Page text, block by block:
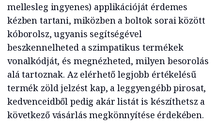
mellesleg ingyenes) applikációját érdemes
kézben tartani, miközben a boltok sorai között
kóborolsz, ugyanis segítségével
beszkennelheted a szimpatikus termékek
vonalkódját, és megnézheted, milyen besorolás
alá tartoznak. Az elérhető legjobb értékelésű
termék zöld jelzést kap, a leggyengébb pirosat,
kedvenceidből pedig akár listát is készíthetsz a
következő vásárlás megkönnyítése érdekében.